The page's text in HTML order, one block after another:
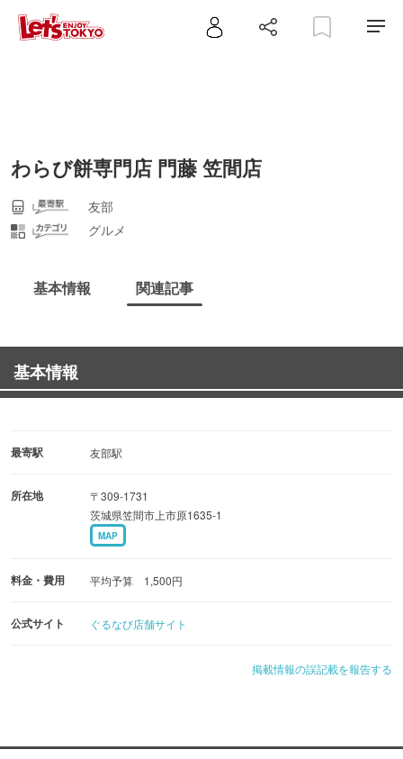
わらび餅専門店 門藤 笠間店
友部
グルメ
基本情報 関連記事
基本情報
最寄駅 友部駅
所在地
〒309-1731
茨城県笠間市上市原1635-1
MAP
料金・費用 平均予算 1,500円
公式サイト ぐるなび店舗サイト
掲載情報の誤記載を報告する